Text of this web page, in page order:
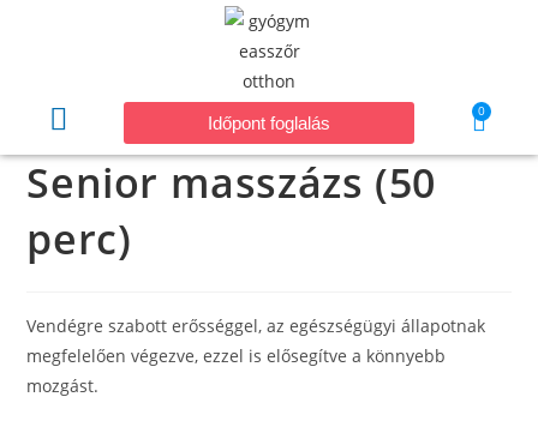
Időpont foglalás
0
Senior masszázs (50
perc)
Vendégre szabott erősséggel, az egészségügyi állapotnak
megfelelően végezve, ezzel is elősegítve a könnyebb
mozgást.